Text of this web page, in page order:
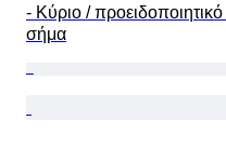
- Κύριο / προειδοποιητικό
σήμα